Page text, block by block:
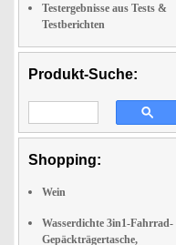
Testergebnisse aus Tests &
Testberichten
Produkt-Suche:
Shopping:
Wein
Wasserdichte 3in1-Fahrrad-
Gepäckträgertasche,